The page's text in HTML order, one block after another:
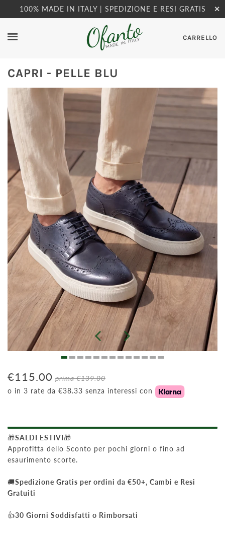
100% MADE IN ITALY | SPEDIZIONE E RESI GRATIS ✕
CARRELLO
CAPRI - PELLE BLU
€115.00 prima€139.00
o in 3 rate da €38.33 senza interessi con
🎁SALDI ESTIVI🎁
Approfitta dello Sconto per pochi giorni o fino ad
esaurimento scorte.
🚚Spedizione Gratis per ordini da €50+, Cambi e Resi
Gratuiti
👍30 Giorni Soddisfatti o Rimborsati